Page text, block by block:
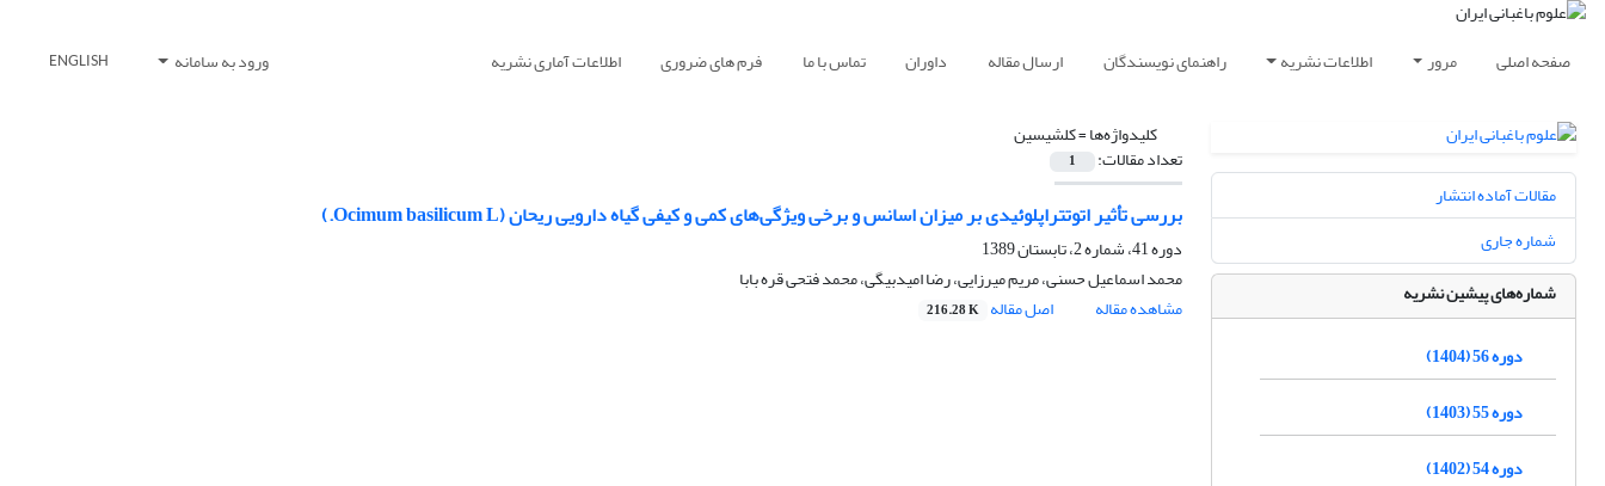
صفحه اصلی مرور اطلاعات نشریه راهنمای نویسندگان ارسال مقاله داوران تماس با ما فرم های ضروری اطلاعات آماری نشریه ورود به سامانه ENGLISH
کلیدواژه‌ها =کلشیسین
تعداد مقالات: 1
بررسی تأثیر اتوتتراپلوئیدی بر میزان اسانس و برخی ویژگی‌های کمی و کیفی گیاه دارویی ریحان (Ocimum basilicum L.)
دوره 41، شماره 2، تابستان 1389
محمد اسماعیل حسنی، مریم میرزایی، رضا امیدبیگی، محمد فتحی قره بابا
مشاهده مقاله
اصل مقاله 216.28 K
مقالات آماده انتشار
شماره جاری
شماره‌های پیشین نشریه
دوره 56 (1404)
دوره 55 (1403)
دوره 54 (1402)